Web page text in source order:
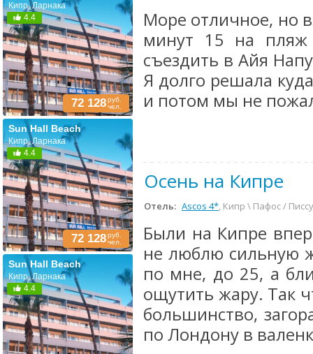
Кипр, Ларнака
4.4
72 128руб.
чел.
Sun Hall Beach
Кипр, Ларнака
4.4
72 128руб.
чел.
Sun Hall Beach
Кипр, Ларнака
4.4
Море отличное, но
минут 15 на
съездить в Айя
Я долго решала
и потом мы не
Осень на Кипре
Отель: Ascos 4*, Кипр \ Пафос /
Были на Кипре
не люблю сильную
по мне, до 25, а
ощутить жару. Так
большинство,
по Лондону в